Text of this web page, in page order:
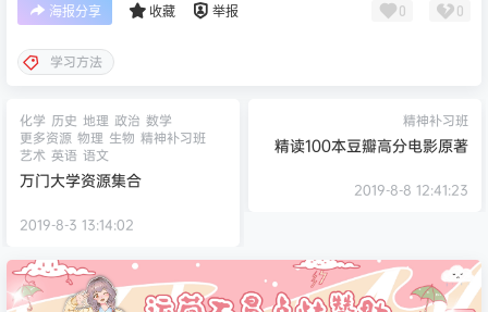
海报分享 收藏 举报 0 0
学习方法
化学 历史 地理 政治 数学
更多资源 物理 生物 精神补习班
艺术 英语 语文
万门大学资源集合
2019-8-3 13:14:02
精神补习班
精读100本豆瓣高分电影原著
2019-8-8 12:41:23